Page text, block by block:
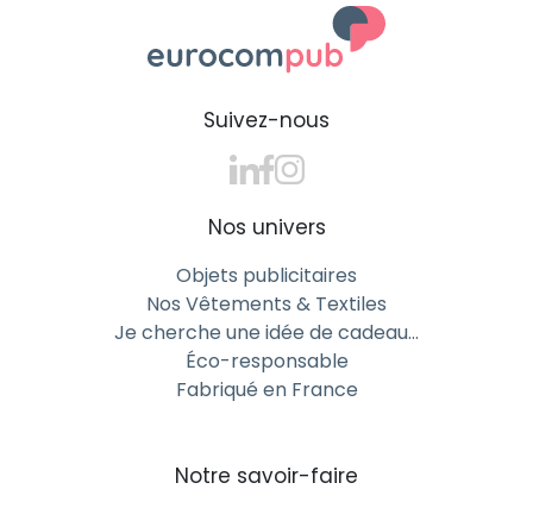
Suivez-nous
Nos univers
Objets publicitaires
Nos Vêtements & Textiles
Je cherche une idée de cadeau…
Éco-responsable
Fabriqué en France
Notre savoir-faire